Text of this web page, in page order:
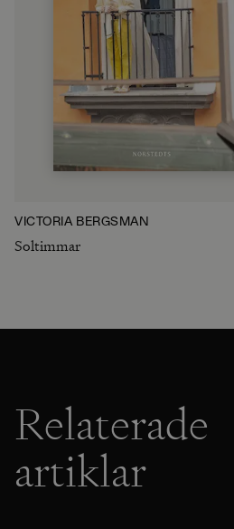
VICTORIA BERGSMAN
Soltimmar
Relaterade
artiklar